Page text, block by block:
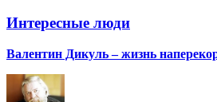
Интересные люди
Валентин Дикуль – жизнь